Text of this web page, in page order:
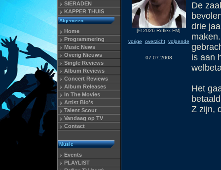
SIERADEN
KAPPER THUIS
Algemeen
Home
Programmering
Music News
Overig Nieuws
Single Reviews
Album Reviews
Concert Reviews
Album Releases
In The Movies
Artist Bio's
Talent Scout
Vandaag op TV
Contact
Music
Events
PLAYLIST
[© 2026 Reflex FM]
vorige
overzicht volgende
07.07.2008
De
drie
is aan
Het
Z zijn,